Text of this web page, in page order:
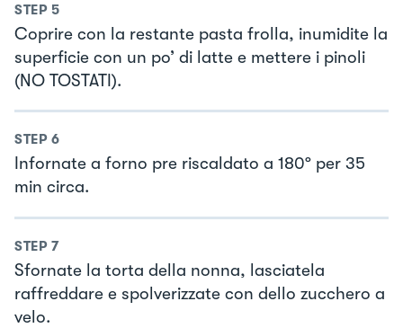
STEP 5
Coprire con la restante pasta frolla, inumidite la
superficie con un po’ di latte e mettere i pinoli
(NO TOSTATI).
STEP 6
Infornate a forno pre riscaldato a 180º per 35
min circa.
STEP 7
Sfornate la torta della nonna, lasciatela
raffreddare e spolverizzate con dello zucchero a
velo.